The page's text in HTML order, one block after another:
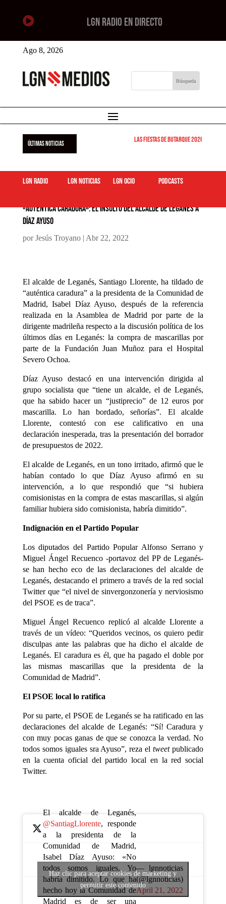
 LGN RADIO EN DIRECTO
Ago 8, 2026
ÚLTIMAS NOTICIAS Las Fiestas de Butarque 2026 arrancan
LGN Radio LGN Noticias LGN ocio podcasts
«Auténtica caradura»: el insulto del alcalde de Leganés a
Díaz Ayuso
porJesús Troyano| Abr 22, 2022
El alcalde de Leganés, Santiago Llorente, ha tildado de
“auténtica caradura” a la presidenta de la Comunidad de
Madrid, Isabel Díaz Ayuso, después de la referencia
realizada en la Asamblea de Madrid por parte de la
dirigente madrileña respecto a la discusión política de los
últimos días en Leganés: la compra de mascarillas por
parte de la Fundación Juan Muñoz para el Hospital
Severo Ochoa.
Díaz Ayuso destacó en una intervención dirigida al
grupo socialista que “tiene un alcalde, el de Leganés,
que ha sabido hacer un “justiprecio” de 12 euros por
mascarilla. Lo han bordado, señorías”. El alcalde
Llorente, contestó con ese calificativo en una
declaración inesperada, tras la presentación del borrador
de presupuestos de 2022.
El alcalde de Leganés, en un tono irritado, afirmó que le
habían contado lo que Díaz Ayuso afirmó en su
intervención, a lo que respondió que “si hubiera
comisionistas en la compra de estas mascarillas, si algún
familiar hubiera sido comisionista, habría dimitido”.
Indignación en el Partido Popular
Los diputados del Partido Popular Alfonso Serrano y
Miguel Ángel Recuenco -portavoz del PP de Leganés-
se han hecho eco de las declaraciones del alcalde de
Leganés, destacando el primero a través de la red social
Twitter que “el nivel de sinvergonzonería y nerviosismo
del PSOE es de traca”.
Miguel Ángel Recuenco replicó al alcalde Llorente a
través de un vídeo: “Queridos vecinos, os quiero pedir
disculpas ante las palabras que ha dicho el alcalde de
Leganés. El caradura es él, que ha pagado el doble por
las mismas mascarillas que la presidenta de la
Comunidad de Madrid”.
El PSOE local lo ratifica
Por su parte, el PSOE de Leganés se ha ratificado en las
declaraciones del alcalde de Leganés: “Sí! Caradura y
con muy pocas ganas de que se conozca la verdad. No
todos somos iguales sra Ayuso”, reza eltweetpublicado
en la cuenta oficial del partido local en la red social
Twitter.
El alcalde de Leganés,
@SantiagLlorente, responde
a la presidenta de la
Comunidad de Madrid,
Isabel Díaz Ayuso: «No
todos somos iguales. Yo
habría dimitido. Lo que ha
hecho hoy la Comunidad de
Madrid es de ser una
— lgnnoticias
(@lgnnoticias)
April 21, 2022
Haz clic para aceptar cookies de marketing y
permitir este contenido